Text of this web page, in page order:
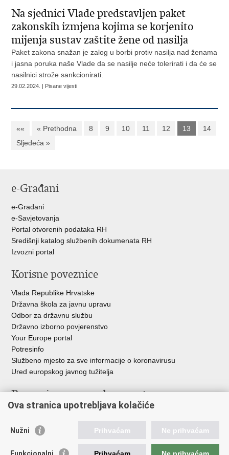
Na sjednici Vlade predstavljen paket
zakonskih izmjena kojima se korjenito
mijenja sustav zaštite žene od nasilja
Paket zakona snažan je zalog u borbi protiv nasilja nad ženama
i jasna poruka naše Vlade da se nasilje neće tolerirati i da će se
nasilnici strože sankcionirati.
29.02.2024. | Pisane vijesti
«« « Prethodna 8 9 10 11 12 13
14
Sljedeća »
e-Građani
e-Građani
e-Savjetovanja
Portal otvorenih podataka RH
Središnji katalog službenih dokumenata RH
Izvozni portal
Korisne poveznice
Vlada Republike Hrvatske
Državna škola za javnu upravu
Odbor za državnu službu
Državno izborno povjerenstvo
Your Europe portal
Potresinfo
Službeno mjesto za sve informacije o koronavirusu
Ured europskog javnog tužitelja
Poveznice pravosudnog sustava
Državno odvjetništvo
Ured za suzbijanje korupcije i organiziranog kriminaliteta
Ova stranica upotrebljava kolačiće
Nužni Prihvaćam Ne prihvaćam
Funkcionalni Prihvaćam Ne prihvaćam